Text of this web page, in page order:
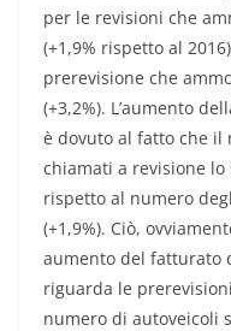
per le revisioni che
(+1,9% rispetto al
prerevisione che
(+3,2%). L’aumento
è dovuto al fatto che il
chiamati a revisione
rispetto al numero
(+1,9%). Ciò,
aumento del fatturato
riguarda le
numero di autoveicoli